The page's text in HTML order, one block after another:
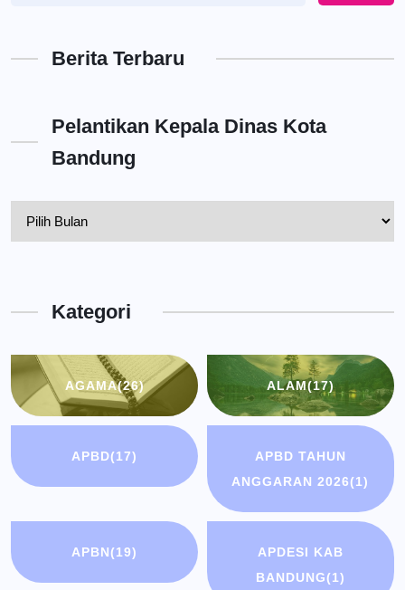
Berita Terbaru
Pelantikan Kepala Dinas Kota
Bandung
BandungKategori
AGAMA(26) ALAM(17)
APBD(17)
APBD TAHUN
ANGGARAN 2026(1)
APBN(19)
APDESI KAB
BANDUNG(1)